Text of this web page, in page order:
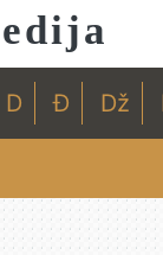
D Đ Dž